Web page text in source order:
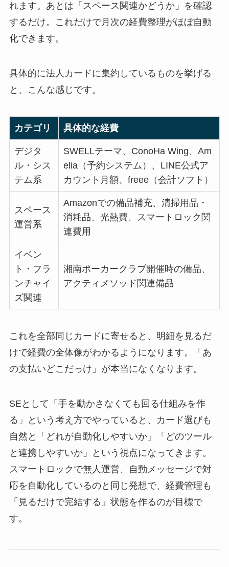
れます。あとは「スペース関連かどうか」を確認
するだけ。これだけで月次の経費整理がほぼ自動
化できます。
具体的に法人カードに集約しているものを挙げる
と、こんな感じです。
カテゴリ 具体的な経費
デジタ
ル・シス
テム系
SWELLテーマ、ConoHa Wing、Am
elia（予約システム）、LINE公式ア
カウント月額、freee（会計ソフト）
スペース
運営系
Amazonでの備品補充、清掃用品・
消耗品、光熱費、スマートロック関
連費用
イベン
ト・フラ
ンチャイ
ズ関連
湘南ポーカークラブ開催時の備品、
アクティメソッド関連備品
これを全部同じカードに寄せると、明細を見るだ
けで経費の全体像がわかるようになります。「あ
の支払いどこだっけ」が本当になくなります。
SEとして「手を動かさなくても回る仕組みを作
る」という考え方でやっていると、カード選びも
自然と「どれが自動化しやすいか」「どのツール
と連携しやすいか」という視点になってきます。
スマートロックで無人運営、自動メッセージで対
応を自動化しているのと同じ発想で、経費管理も
「見るだけで完結する」状態を作るのが目標で
す。